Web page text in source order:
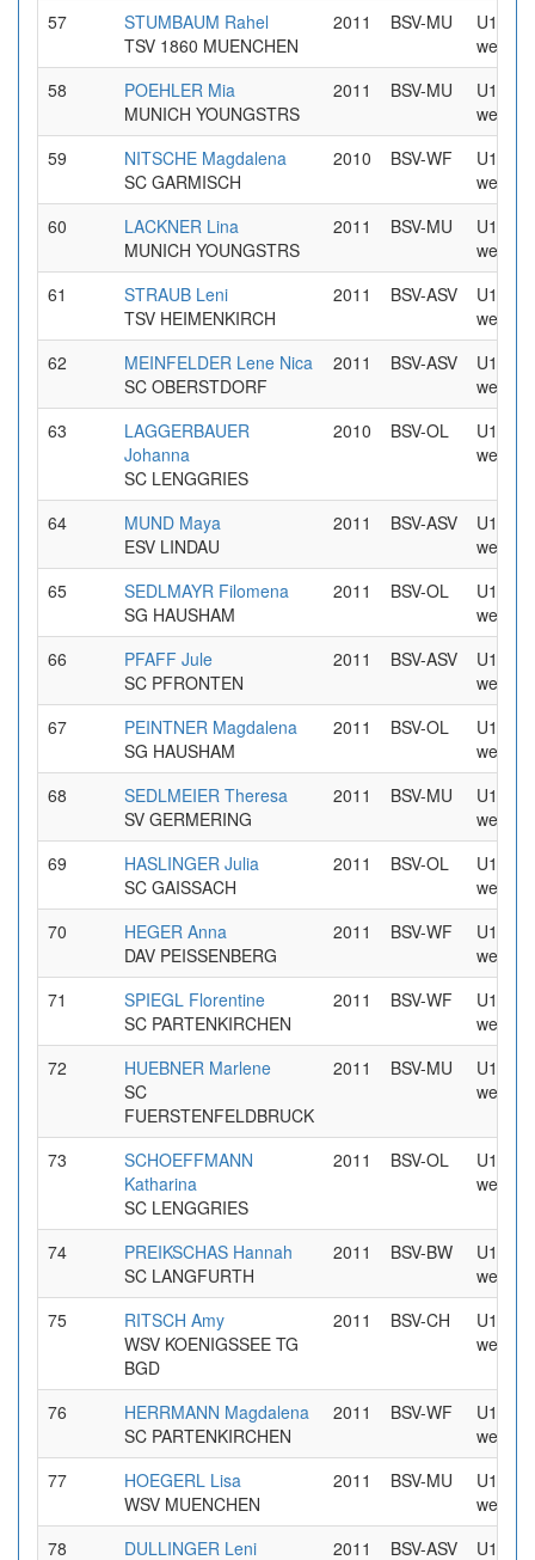
57
STUMBAUM Rahel
TSV 1860 MUENCHEN
2011 BSV-MU
U16
weiblich
58
POEHLER Mia
MUNICH YOUNGSTRS
2011 BSV-MU
U16
weiblich
59
NITSCHE Magdalena
SC GARMISCH
2010 BSV-WF
U16
weiblich
60
LACKNER Lina
MUNICH YOUNGSTRS
2011 BSV-MU
U16
weiblich
61
STRAUB Leni
TSV HEIMENKIRCH
2011 BSV-ASV
U16
weiblich
62
MEINFELDER Lene Nica
SC OBERSTDORF
2011 BSV-ASV
U16
weiblich
63
LAGGERBAUER
Johanna
SC LENGGRIES
2010 BSV-OL
U16
weiblich
64
MUND Maya
ESV LINDAU
2011 BSV-ASV
U16
weiblich
65
SEDLMAYR Filomena
SG HAUSHAM
2011 BSV-OL
U16
weiblich
66
PFAFF Jule
SC PFRONTEN
2011 BSV-ASV
U16
weiblich
67
PEINTNER Magdalena
SG HAUSHAM
2011 BSV-OL
U16
weiblich
68
SEDLMEIER Theresa
SV GERMERING
2011 BSV-MU
U16
weiblich
69
HASLINGER Julia
SC GAISSACH
2011 BSV-OL
U16
weiblich
70
HEGER Anna
DAV PEISSENBERG
2011 BSV-WF
U16
weiblich
71
SPIEGL Florentine
SC PARTENKIRCHEN
2011 BSV-WF
U16
weiblich
72
HUEBNER Marlene
SC
FUERSTENFELDBRUCK
2011 BSV-MU
U16
weiblich
73
SCHOEFFMANN
Katharina
SC LENGGRIES
2011 BSV-OL
U16
weiblich
74
PREIKSCHAS Hannah
SC LANGFURTH
2011 BSV-BW
U16
weiblich
75
RITSCH Amy
WSV KOENIGSSEE TG
BGD
2011 BSV-CH
U16
weiblich
76
HERRMANN Magdalena
SC PARTENKIRCHEN
2011 BSV-WF
U16
weiblich
77
HOEGERL Lisa
WSV MUENCHEN
2011 BSV-MU
U16
weiblich
78
DULLINGER Leni
2011 BSV-ASV
U16